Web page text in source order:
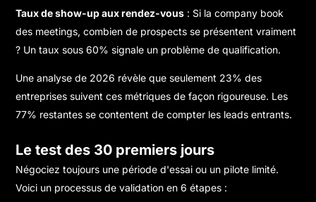
Taux de show-up aux rendez-vous : Si la company book
des meetings, combien de prospects se présentent vraiment
? Un taux sous 60% signale un problème de qualification.
Une analyse de 2026 révèle que seulement 23% des
entreprises suivent ces métriques de façon rigoureuse. Les
77% restantes se contentent de compter les leads entrants.
Le test des 30 premiers jours
Négociez toujours une période d'essai ou un pilote limité.
Voici un processus de validation en 6 étapes :